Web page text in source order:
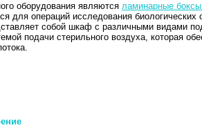
оборудования являются ламинарные
для операций исследования биологических
собой шкаф с различными видами
подачи стерильного воздуха, которая